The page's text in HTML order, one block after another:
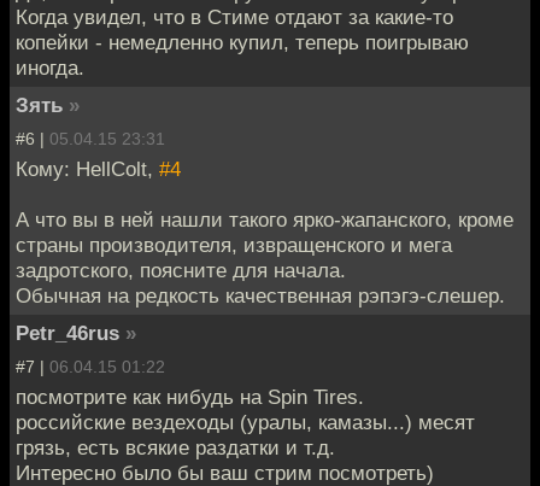
Когда увидел, что в Стиме отдают за какие-то
копейки - немедленно купил, теперь поигрываю
иногда.
Зять »
#6 | 05.04.15 23:31
Кому: HellColt, #4
А что вы в ней нашли такого ярко-жапанского, кроме
страны производителя, извращенского и мега
задротского, поясните для начала.
Обычная на редкость качественная рэпэгэ-слешер.
Petr_46rus »
#7 | 06.04.15 01:22
посмотрите как нибудь на Spin Tires.
российские вездеходы (уралы, камазы...) месят
грязь, есть всякие раздатки и т.д.
Интересно было бы ваш стрим посмотреть)